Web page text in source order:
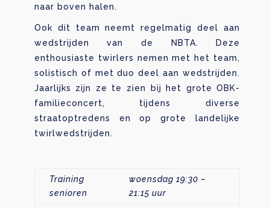
naar boven halen.
Ook dit team neemt regelmatig deel aan
wedstrijden van de NBTA. Deze
enthousiaste twirlers nemen met het team,
solistisch of met duo deel aan wedstrijden.
Jaarlijks zijn ze te zien bij het grote OBK-
familieconcert, tijdens diverse
straatoptredens en op grote landelijke
twirlwedstrijden.
Training
senioren
woensdag 19:30 –
21:15 uur